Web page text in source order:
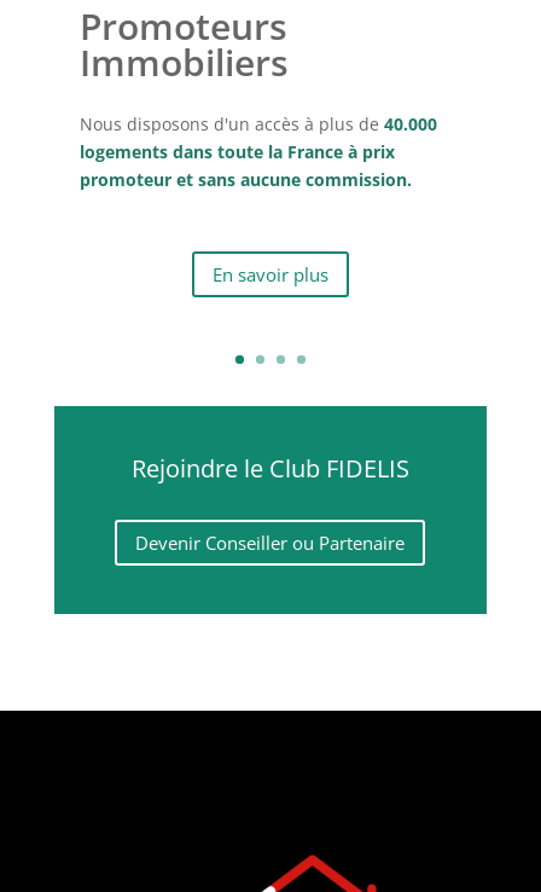
Promoteurs
Immobiliers
Nous disposons d'un accès à plus de40.000
logements dans toute la France à prix
promoteur et sans aucune commission.
En savoir plus
Rejoindre le Club FIDELIS
Devenir Conseiller ou Partenaire